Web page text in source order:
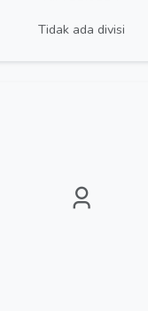
Tidak ada divisi